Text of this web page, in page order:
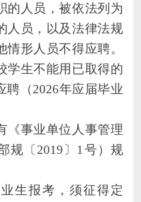
的人员，被依法列为
人员，以及法律法规
情形人员不得应聘。
学生不能用已取得的
聘（2026年应届毕业
《事业单位人事管理
规〔 2019〕1号）规
生报考，须征得定